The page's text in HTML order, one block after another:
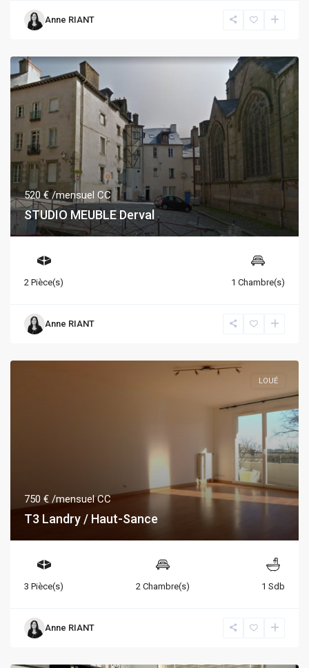
Anne RIANT
520 €/mensuel CC
STUDIO MEUBLE Derval
2 Pièce(s) 1 Chambre(s)
Anne RIANT
LOUÉ
750 € /mensuel CC
T3 Landry / Haut-Sance
3 Pièce(s) 2 Chambre(s) 1 Sdb
Anne RIANT